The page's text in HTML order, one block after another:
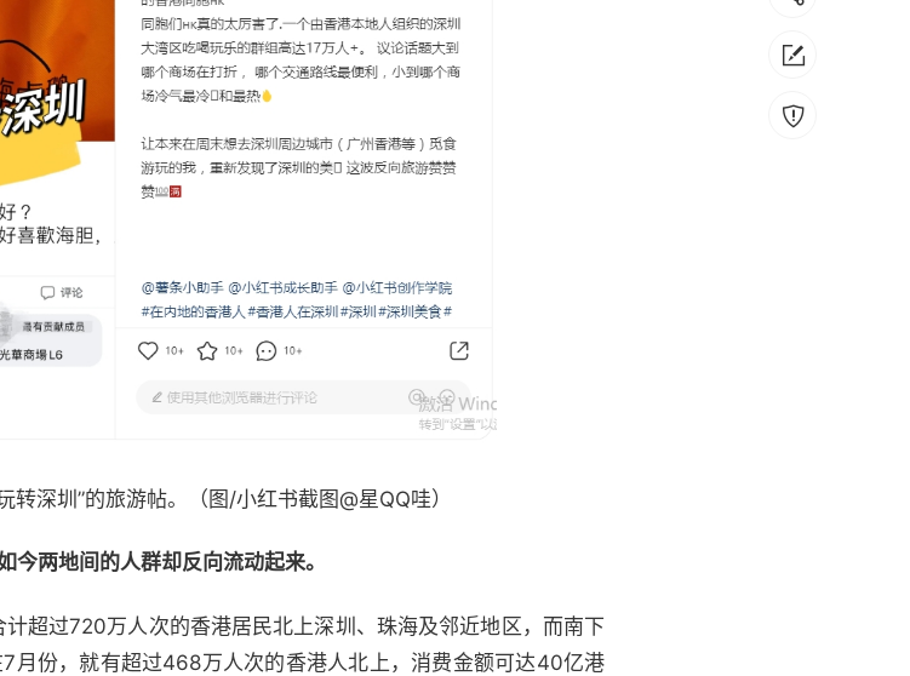
深圳”的旅游帖。（图/小红书截图@星QQ哇）
今两地间的人群却反向流动起来。
超过720万人次的香港居民北上深圳、珠海及邻近地区，而南下
月份，就有超过468万人次的香港人北上，消费金额可达40亿港